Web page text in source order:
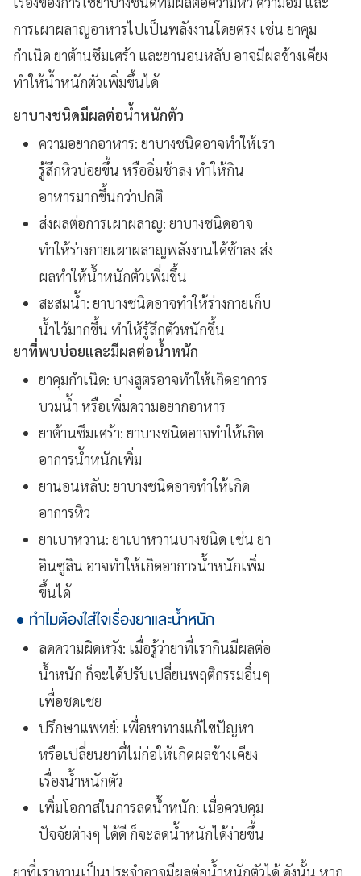
การเผาผลาญอาหารไปเป็นพลังงานโดยตรง เช่น ยาคุม
กำเนิด ยาต้านซึมเศร้า และยานอนหลับ อาจมีผลข้างเคียง
ทำให้น้ำหนักตัวเพิ่มขึ้นได้
ยาบางชนิดมีผลต่อน้ำหนักตัว
ความอยากอาหาร: ยาบางชนิดอาจทำให้เรา
รู้สึกหิวบ่อยขึ้น หรืออิ่มช้าลง ทำให้กิน
อาหารมากขึ้นกว่าปกติ
ส่งผลต่อการเผาผลาญ: ยาบางชนิดอาจ
ทำให้ร่างกายเผาผลาญพลังงานได้ช้าลง ส่ง
ผลทำให้น้ำหนักตัวเพิ่มขึ้น
สะสมน้ำ: ยาบางชนิดอาจทำให้ร่างกายเก็บ
น้ำไว้มากขึ้น ทำให้รู้สึกตัวหนักขึ้น
ยาที่พบบ่อยและมีผลต่อน้ำหนัก
ยาคุมกำเนิด: บางสูตรอาจทำให้เกิดอาการ
บวมน้ำ หรือเพิ่มความอยากอาหาร
ยาต้านซึมเศร้า: ยาบางชนิดอาจทำให้เกิด
อาการน้ำหนักเพิ่ม
ยานอนหลับ: ยาบางชนิดอาจทำให้เกิด
อาการหิว
ยาเบาหวาน: ยาเบาหวานบางชนิด เช่น ยา
อินซูลิน อาจทำให้เกิดอาการน้ำหนักเพิ่ม
ขึ้นได้
ทำไมต้องใส่ใจเรื่องยาและน้ำหนัก
ลดความผิดหวัง: เมื่อรู้ว่ายาที่เรากินมีผลต่อ
น้ำหนัก ก็จะได้ปรับเปลี่ยนพฤติกรรมอื่นๆ
เพื่อชดเชย
ปรึกษาแพทย์: เพื่อหาทางแก้ไขปัญหา
หรือเปลี่ยนยาที่ไม่ก่อให้เกิดผลข้างเคียง
เรื่องน้ำหนักตัว
เพิ่มโอกาสในการลดน้ำหนัก: เมื่อควบคุม
ปัจจัยต่างๆ ได้ดี ก็จะลดน้ำหนักได้ง่ายขึ้น
ยาที่เราทานเป็นประจำอาจมีผลต่อน้ำหนักตัวได้ ดังนั้น หาก